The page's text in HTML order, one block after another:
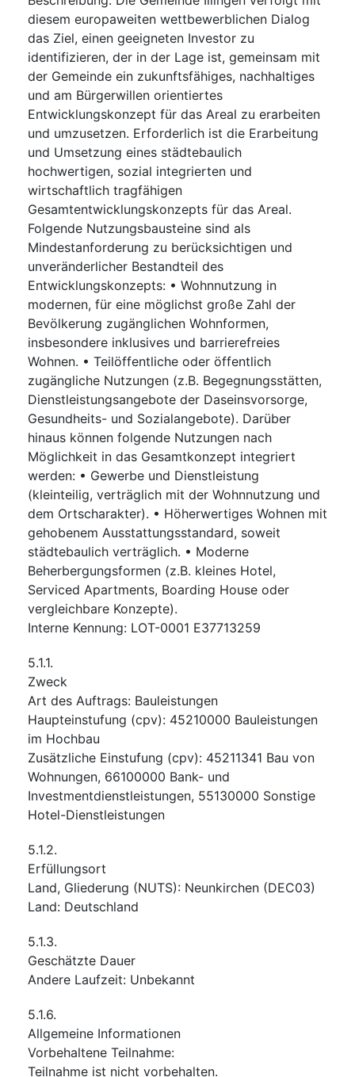
diesem europaweiten wettbewerblichen Dialog
das Ziel, einen geeigneten Investor zu
identifizieren, der in der Lage ist, gemeinsam mit
der Gemeinde ein zukunftsfähiges, nachhaltiges
und am Bürgerwillen orientiertes
Entwicklungskonzept für das Areal zu erarbeiten
und umzusetzen. Erforderlich ist die Erarbeitung
und Umsetzung eines städtebaulich
hochwertigen, sozial integrierten und
wirtschaftlich tragfähigen
Gesamtentwicklungskonzepts für das Areal.
Folgende Nutzungsbausteine sind als
Mindestanforderung zu berücksichtigen und
unveränderlicher Bestandteil des
Entwicklungskonzepts: • Wohnnutzung in
modernen, für eine möglichst große Zahl der
Bevölkerung zugänglichen Wohnformen,
insbesondere inklusives und barrierefreies
Wohnen. • Teilöffentliche oder öffentlich
zugängliche Nutzungen (z.B. Begegnungsstätten,
Dienstleistungsangebote der Daseinsvorsorge,
Gesundheits- und Sozialangebote). Darüber
hinaus können folgende Nutzungen nach
Möglichkeit in das Gesamtkonzept integriert
werden: • Gewerbe und Dienstleistung
(kleinteilig, verträglich mit der Wohnnutzung und
dem Ortscharakter). • Höherwertiges Wohnen mit
gehobenem Ausstattungsstandard, soweit
städtebaulich verträglich. • Moderne
Beherbergungsformen (z.B. kleines Hotel,
Serviced Apartments, Boarding House oder
vergleichbare Konzepte).
Interne Kennung: LOT-0001 E37713259
5.1.1.
Zweck
Art des Auftrags: Bauleistungen
Haupteinstufung (cpv): 45210000 Bauleistungen
im Hochbau
Zusätzliche Einstufung (cpv): 45211341 Bau von
Wohnungen, 66100000 Bank- und
Investmentdienstleistungen, 55130000 Sonstige
Hotel-Dienstleistungen
5.1.2.
Erfüllungsort
Land, Gliederung (NUTS): Neunkirchen (DEC03)
Land: Deutschland
5.1.3.
Geschätzte Dauer
Andere Laufzeit: Unbekannt
5.1.6.
Allgemeine Informationen
Vorbehaltene Teilnahme:
Teilnahme ist nicht vorbehalten.